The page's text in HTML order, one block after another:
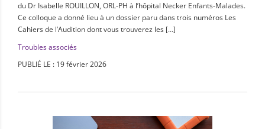
du Dr Isabelle ROUILLON, ORL-PH à l’hôpital Necker Enfants-Malades.
Ce colloque a donné lieu à un dossier paru dans trois numéros Les
Cahiers de l’Audition dont vous trouverez les […]
Troubles associés
PUBLIÉ LE : 19 février 2026